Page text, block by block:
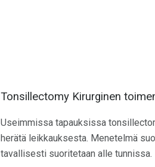
Tonsillectomy Kirurginen
Useimmissa tapauksissa
herätä leikkauksesta. Menetelmä
tavallisesti suoritetaan alle tunnissa.